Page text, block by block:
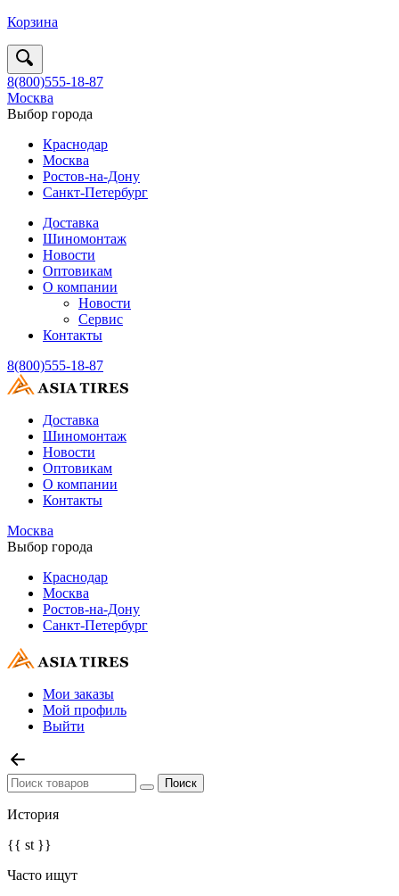
Корзина
8(800)555-18-87
Москва
Выбор города
Краснодар
Москва
Ростов-на-Дону
Санкт-Петербург
Доставка
Шиномонтаж
Новости
Оптовикам
О компании
Новости
Сервис
Контакты
8(800)555-18-87
Доставка
Шиномонтаж
Новости
Оптовикам
О компании
Контакты
Москва
Выбор города
Краснодар
Москва
Ростов-на-Дону
Санкт-Петербург
Мои заказы
Мой профиль
Выйти
История
{{ st }}
Часто ищут